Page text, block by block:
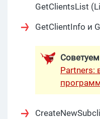
GetClientsList
GetClientInfo и
Partners: